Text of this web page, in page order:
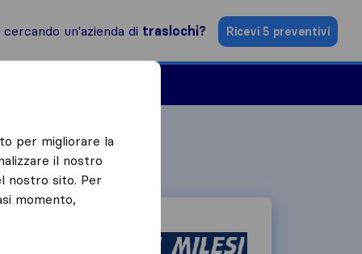
cercando un'azienda di traslochi? Ricevi 5 preventivi
per migliorare la
il nostro
nostro sito. Per
momento,